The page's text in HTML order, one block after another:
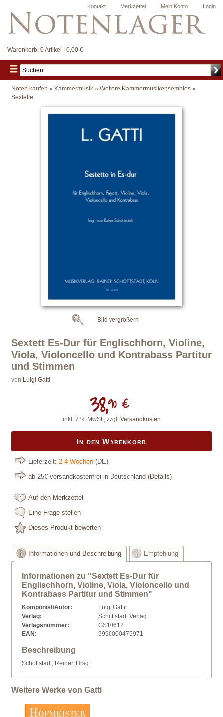
Login
Mein Konto
Merkzettel
Kontakt
Warenkorb: 0 Artikel | 0,00 €
Noten kaufen » Kammermusik » Weitere Kammermusikensembles »
Sextette
Sextett Es-Dur für Englischhorn, Violine,
Viola, Violoncello und Kontrabass Partitur
und Stimmen
von Luigi Gatti
38,90 €
inkl. 7 % MwSt., zzgl. Versandkosten
In den Warenkorb
Lieferzeit: 2-4 Wochen (DE)
ab 25€ versandkostenfrei in Deutschland (Details)
Auf den Merkzettel
Eine Frage stellen
Dieses Produkt bewerten
Bild vergrößern
Informationen und Beschreibung Empfehlung
Informationen zu "Sextett Es-Dur für
Englischhorn, Violine, Viola, Violoncello und
Kontrabass Partitur und Stimmen"
Komponist/Autor:
Luigi Gatti
Verlag:
Schottstädt Verlag
Verlagsnummer:
GS10612
EAN:
9990000475971
Beschreibung
Schottstädt, Reiner, Hrsg.
Weitere Werke von Gatti